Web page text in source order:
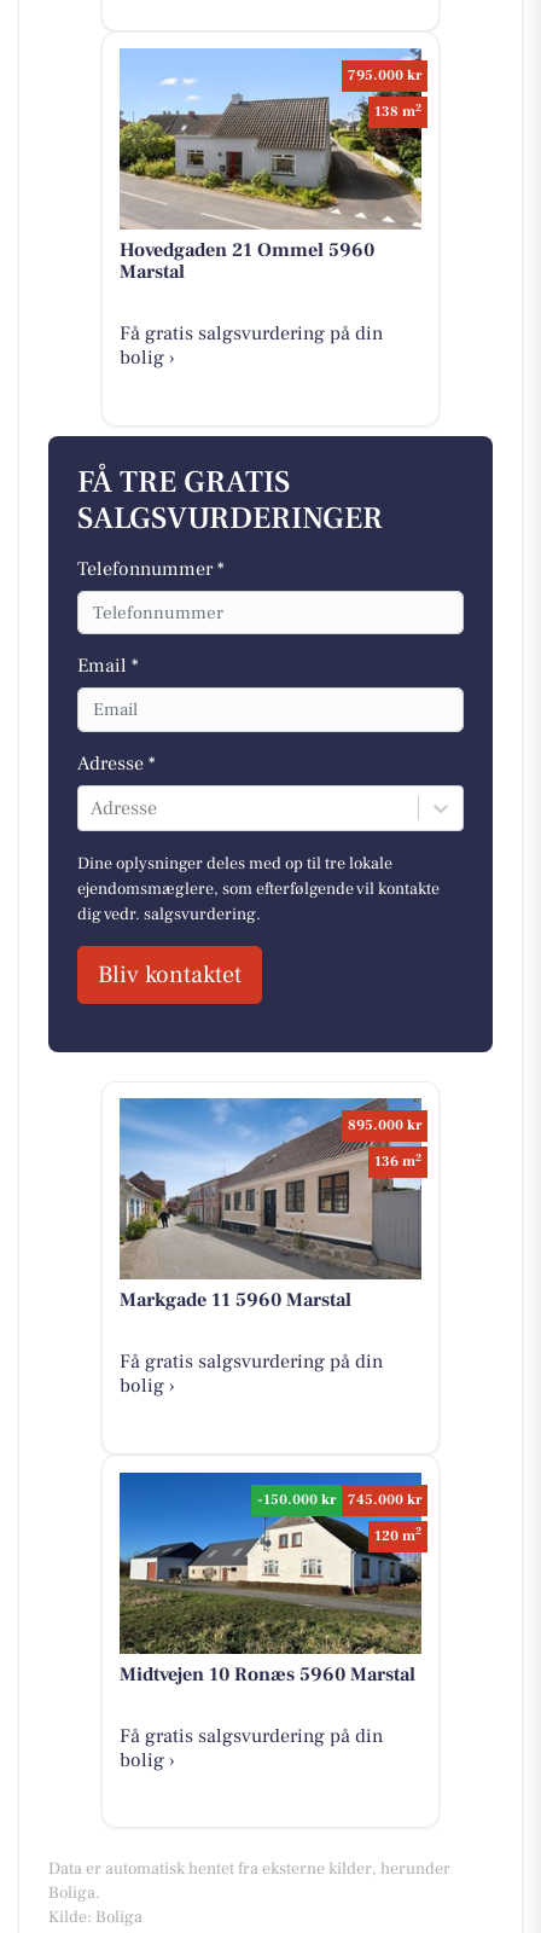
795.000 kr
138 m2
Hovedgaden 21 Ommel 5960
Marstal
Få gratis salgsvurdering på din
bolig ›
FÅ TRE GRATIS
SALGSVURDERINGER
Telefonnummer *
Email *
Adresse *
Adresse
Dine oplysninger deles med op til tre lokale
ejendomsmæglere, som efterfølgende vil kontakte
dig vedr. salgsvurdering.
Bliv kontaktet
895.000 kr
136 m2
Markgade 11 5960 Marstal
Få gratis salgsvurdering på din
bolig ›
-150.000 kr
745.000 kr
120 m2
Midtvejen 10 Ronæs 5960 Marstal
Få gratis salgsvurdering på din
bolig ›
Data er automatisk hentet fra eksterne kilder, herunder
Boliga.
Kilde: Boliga